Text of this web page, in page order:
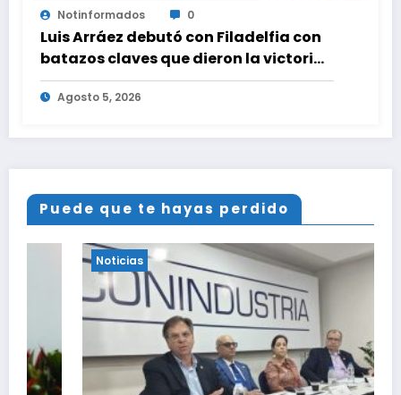
Notinformados 0
Luis Arráez debutó con Filadelfia con
batazos claves que dieron la victoria
ante Nacionales
Agosto 5, 2026
Puede que te hayas perdido
Noticias